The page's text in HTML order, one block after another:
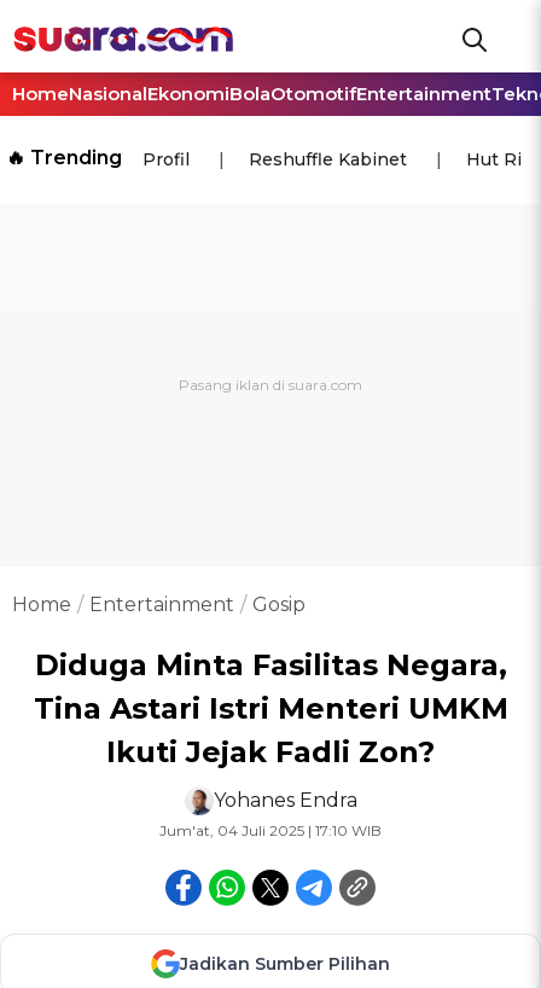
HomeNasionalEkonomiBolaOtomotifEntertainment
🔥 Trending Profil Reshuffle Kabinet Hut Ri
Home Entertainment Gosip
Diduga Minta Fasilitas Negara,
Tina Astari Istri Menteri UMKM
Ikuti Jejak Fadli Zon?
Yohanes Endra
Jum'at, 04 Juli 2025 | 17:10 WIB
Jadikan Sumber Pilihan